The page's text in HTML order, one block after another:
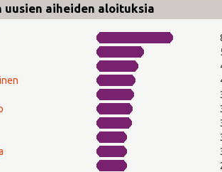
uusien aiheiden aloituksia